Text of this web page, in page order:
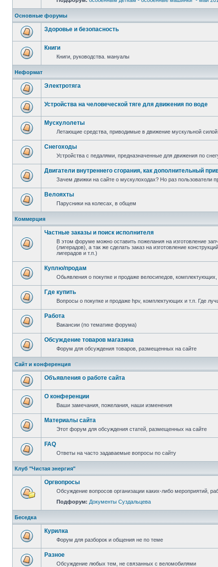
Основные форумы
Здоровье и безопасность
Книги
Книги, руководства. мануалы
Неформат
Электротяга
Устройства на человеческой тяге для движения по воде
Мускулолеты
Летающие средства, приводимые в движение мускульной силой
Снегоходы
Устройства с педалями, предназначенные для движения по
Двигатели внутреннего сгорания, как дополнительный
Зачем движки на сайте о мускулоходах? Но раз пользователи
Велояхты
Парусники на колесах, в общем
Коммерция
Частные заказы и поиск исполнителя
В этом форуме можно оставить пожелания на изготовление
(лигерадов), а так же сделать заказ на изготовление
лигерадов и т.п.)
Куплю/продам
Обьявления о покупке и продаже велосипедов,
Где купить
Вопросы о покупке и продаже hpv, комплектующих и т.п. Где
Работа
Вакансии (по тематике форума)
Обсуждение товаров магазина
Форум для обсуждения товаров, размещенных на сайте
Сайт и конференция
Объявления о работе сайта
О конференции
Ваши замечания, пожелания, наши изменения
Материалы сайта
Этот форум для обсуждения статей, размещенных на сайте
FAQ
Ответы на часто задаваемые вопросы по сайту
Клуб "Чистая энергия"
Оргвопросы
Обсуждение вопросов организации каких-либо мероприятий,
Подфорум: Документы Суздальцева
Беседка
Курилка
Форум для разборок и общения не по теме
Разное
Обсуждение любых тем, не связанных с веломобилями